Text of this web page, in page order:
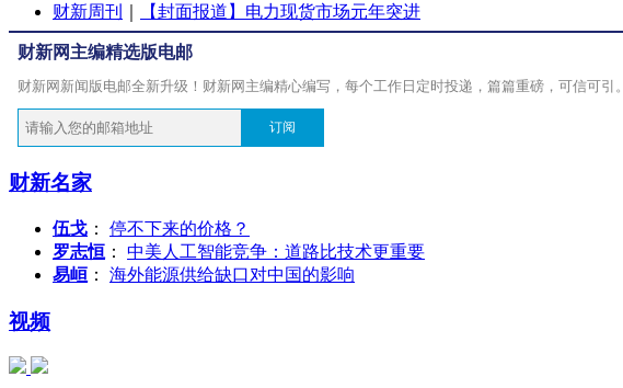
财新周刊
【封面报道】电力现货市场元年突进
财新网主编精选版电邮
财新网新闻版电邮全新升级！财新网主编精心编写，每个工作日定时投递，篇篇重磅，可信可引。
订阅
财新名家
伍戈 ： 停不下来的价格？
罗志恒 ： 中美人工智能竞争：道路比技术更重要
易峘 ： 海外能源供给缺口对中国的影响
视频